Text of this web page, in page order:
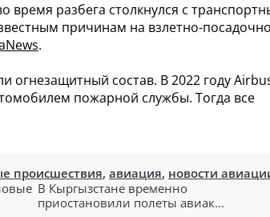
время разбега столкнулся с
причинам на взлетно-
.
состав. В 2022 году
пожарной службы. Тогда все
происшествия, авиация, новости
В Кыргызстане временно
приостановили полеты авиак...